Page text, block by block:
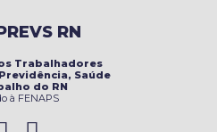
RN
Trabalhadores
Saúde
do RN
à FENAPS